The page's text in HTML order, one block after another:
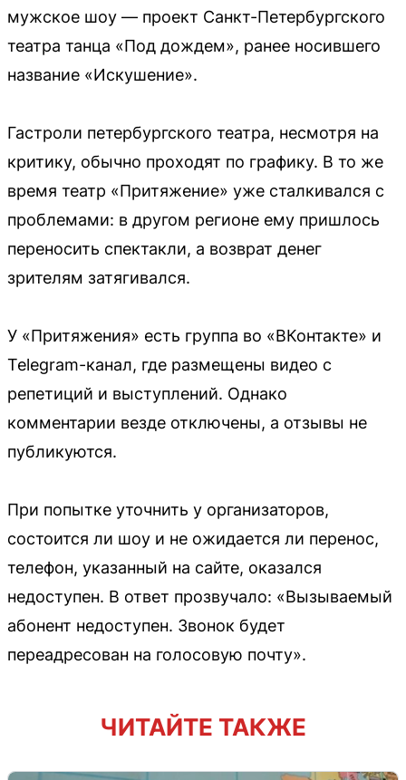
мужское шоу — проект Санкт-Петербургского
театра танца «Под дождем», ранее носившего
название «Искушение».
Гастроли петербургского театра, несмотря на
критику, обычно проходят по графику. В то же
время театр «Притяжение» уже сталкивался с
проблемами: в другом регионе ему пришлось
переносить спектакли, а возврат денег
зрителям затягивался.
У «Притяжения» есть группа во «ВКонтакте» и
Telegram-канал, где размещены видео с
репетиций и выступлений. Однако
комментарии везде отключены, а отзывы не
публикуются.
При попытке уточнить у организаторов,
состоится ли шоу и не ожидается ли перенос,
телефон, указанный на сайте, оказался
недоступен. В ответ прозвучало: «Вызываемый
абонент недоступен. Звонок будет
переадресован на голосовую почту».
ЧИТАЙТЕ ТАКЖЕ